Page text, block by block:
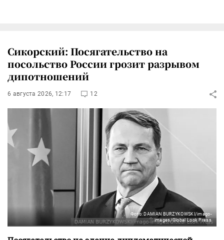
Сикорский: Посягательство на
посольство России грозит разрывом
дипотношений
6 августа 2026, 12:17 12
Фото: DAMIAN BURZYKOWSKI/imago-
images/Global Look Press